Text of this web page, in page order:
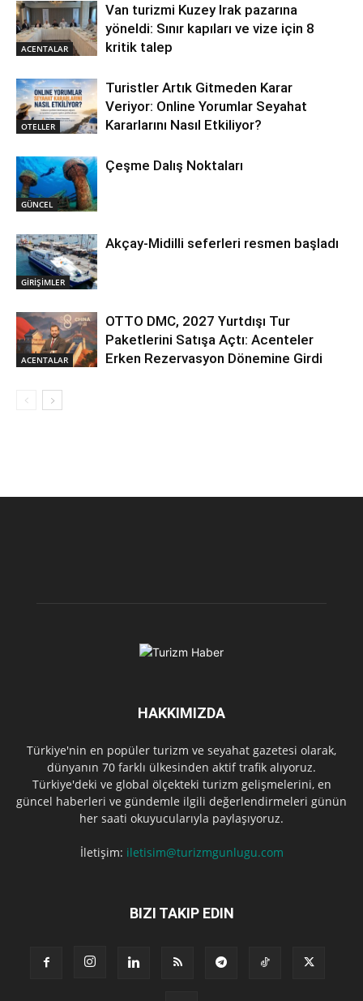
ACENTALAR
Van turizmi Kuzey Irak pazarına
yöneldi: Sınır kapıları ve vize için 8
kritik talep
OTELLER
Turistler Artık Gitmeden Karar
Veriyor: Online Yorumlar Seyahat
Kararlarını Nasıl Etkiliyor?
GÜNCEL
Çeşme Dalış Noktaları
GİRİŞİMLER
Akçay-Midilli seferleri resmen başladı
ACENTALAR
OTTO DMC, 2027 Yurtdışı Tur
Paketlerini Satışa Açtı: Acenteler
Erken Rezervasyon Dönemine Girdi
HAKKIMIZDA
Türkiye'nin en popüler turizm ve seyahat gazetesi olarak,
dünyanın 70 farklı ülkesinden aktif trafik alıyoruz.
Türkiye'deki ve global ölçekteki turizm gelişmelerini, en
güncel haberleri ve gündemle ilgili değerlendirmeleri günün
her saati okuyucularıyla paylaşıyoruz.
İletişim: iletisim@turizmgunlugu.com
BIZI TAKIP EDIN